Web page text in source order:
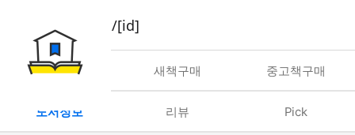
book/rent/[id]
대여 새책구매 중고책구매
도서정보 리뷰 Pick